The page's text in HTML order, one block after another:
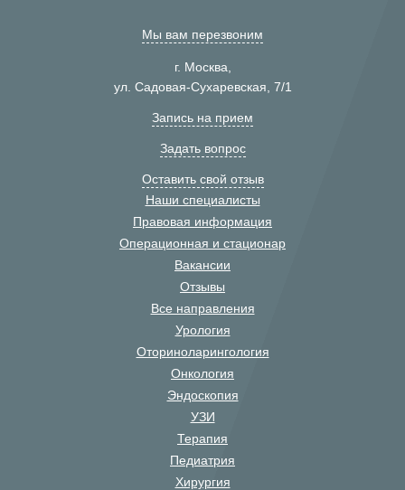
Мы вам перезвоним
г. Москва,
ул. Садовая-Сухаревская, 7/1
Запись на прием
Задать вопрос
Оставить свой отзыв
Наши специалисты
Правовая информация
Операционная и стационар
Вакансии
Отзывы
Все направления
Урология
Оториноларингология
Онкология
Эндоскопия
УЗИ
Терапия
Педиатрия
Хирургия